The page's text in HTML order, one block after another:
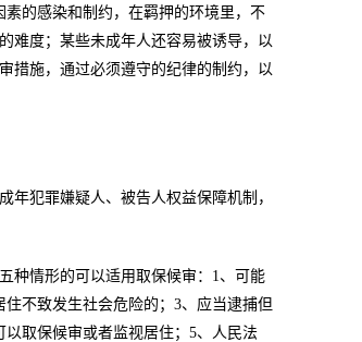
的感染和制约，在羁押的环境里，不
难度；某些未成年人还容易被诱导，以
措施，通过必须遵守的纪律的制约，以
犯罪嫌疑人、被告人权益保障机制，
种情形的可以适用取保候审：1、可能
不致发生社会危险的；3、应当逮捕但
取保候审或者监视居住；5、人民法